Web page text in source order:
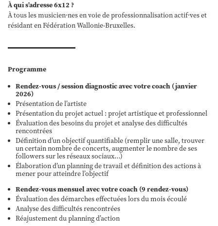
À qui s’adresse 6x12 ?
À tous les musicien·nes en voie de professionnalisation actif·ves et
résidant en Fédération Wallonie-Bruxelles.
Programme
Rendez-vous / session diagnostic avec votre coach (janvier
2026)
Présentation de l’artiste
Présentation du projet actuel : projet artistique et professionnel
Évaluation des besoins du projet et analyse des difficultés
rencontrées
Définition d’un objectif quantifiable (remplir une salle, trouver
un certain nombre de concerts, augmenter le nombre de ses
followers sur les réseaux sociaux…)
Élaboration d’un planning de travail et définition des actions à
mener pour atteindre l’objectif
Rendez-vous mensuel avec votre coach (9 rendez-vous)
Évaluation des démarches effectuées lors du mois écoulé
Analyse des difficultés rencontrées
Réajustement du planning d’action